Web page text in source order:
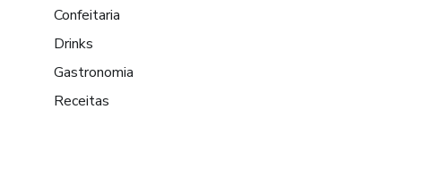
Confeitaria
Drinks
Gastronomia
Receitas